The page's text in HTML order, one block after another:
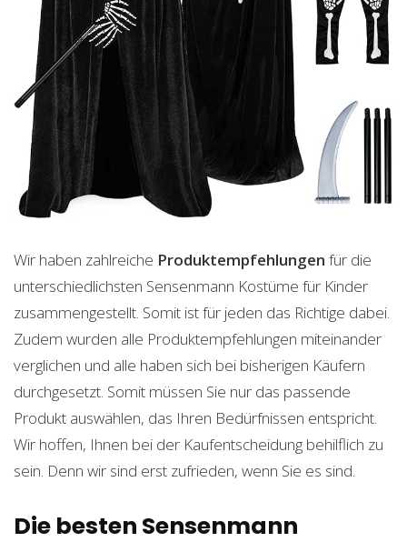
Wir haben zahlreiche Produktempfehlungen für die
unterschiedlichsten Sensenmann Kostüme für Kinder
zusammengestellt. Somit ist für jeden das Richtige dabei.
Zudem wurden alle Produktempfehlungen miteinander
verglichen und alle haben sich bei bisherigen Käufern
durchgesetzt. Somit müssen Sie nur das passende
Produkt auswählen, das Ihren Bedürfnissen entspricht.
Wir hoffen, Ihnen bei der Kaufentscheidung behilflich zu
sein. Denn wir sind erst zufrieden, wenn Sie es sind.
Die besten Sensenmann